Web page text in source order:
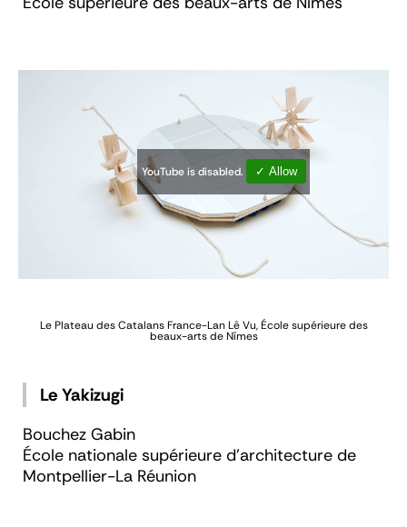
YouTube is disabled. ✓ Allow
Le Plateau des Catalans France-Lan Lê Vu, École supérieure des
beaux-arts de Nîmes
Le Yakizugi
Bouchez Gabin
École nationale supérieure d’architecture de
Montpellier-La Réunion